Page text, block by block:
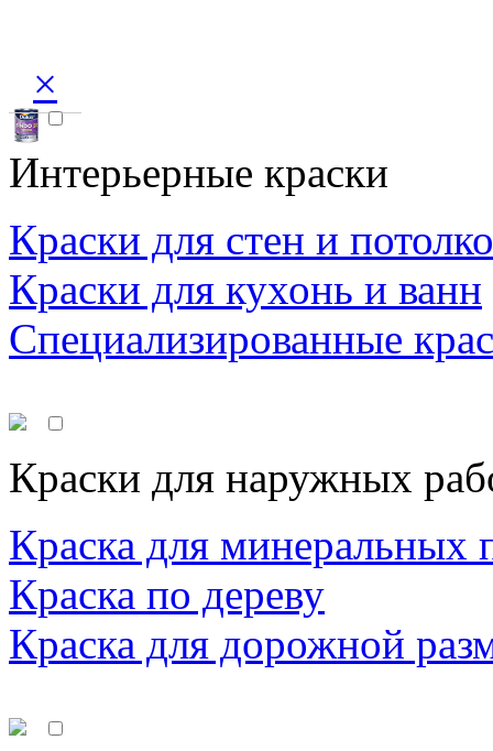
×
Интерьерные краски
Краски для стен и
Краски для кухонь и ванн
Специализированные
Краски для наружных
Краска для минеральных
Краска по дереву
Краска для дорожной